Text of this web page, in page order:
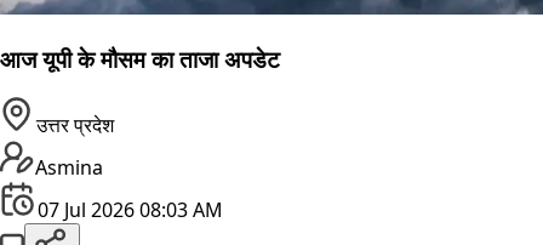
आज यूपी के मौसम का ताजा अपडेट
उत्तर प्रदेश
Asmina
07 Jul 2026 08:03 AM